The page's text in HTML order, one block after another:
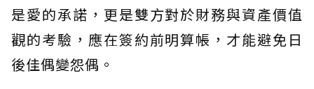
是愛的承諾，更是雙方對於財務與資產價值
觀的考驗，應在簽約前明算帳，才能避免日
後佳偶變怨偶。